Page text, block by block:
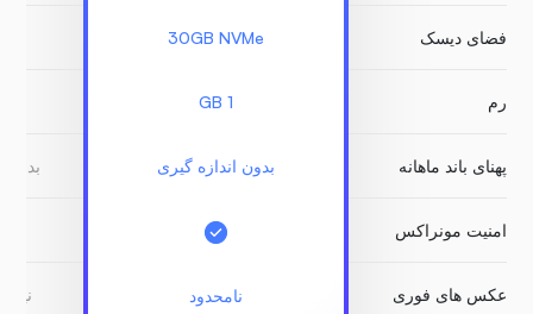
فضای دیسک
رم
پهنای باند ماهانه
امنیت مونراکس
عکس های فوری
30GB NVMe
1 GB
بدون اندازه گیری
نامحدود
بدون